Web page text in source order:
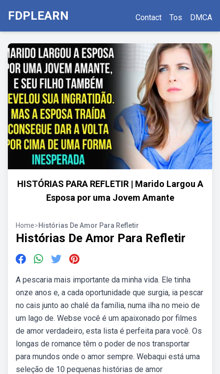
FDPLEARN Contact Tos DMCA
HISTÓRIAS PARA REFLETIR | Marido Largou A
Esposa por uma Jovem Amante
Home>Histórias De Amor Para Refletir
Histórias De Amor Para Refletir
A pescaria mais importante da minha vida. Ele tinha
onze anos e, a cada oportunidade que surgia, ia pescar
no cais junto ao chalé da família, numa ilha no meio de
um lago de. Webse você é um apaixonado por filmes
de amor verdadeiro, esta lista é perfeita para você. Os
longas de romance têm o poder de nos transportar
para mundos onde o amor sempre. Webaqui está uma
seleção de 10 pequenas histórias de amor